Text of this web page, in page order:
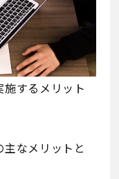
するメリット
なメリットと